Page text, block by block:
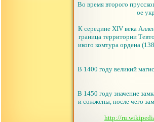
Во время второго
ое
К середине XIV века
граница территории
икого комтура ордена
В 1400 году великий
В 1450 году значение
и сожжены, после чего
http://